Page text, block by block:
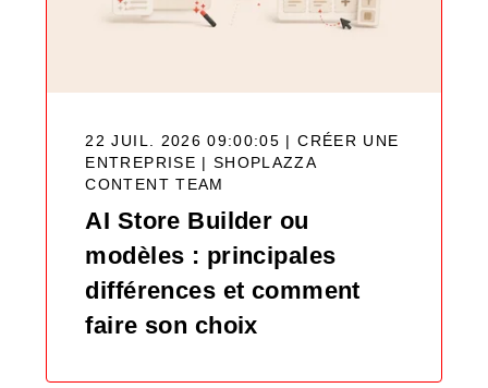
22 JUIL. 2026 09:00:05 | CRÉER UNE
ENTREPRISE | SHOPLAZZA
CONTENT TEAM
AI Store Builder ou
modèles : principales
différences et comment
faire son choix